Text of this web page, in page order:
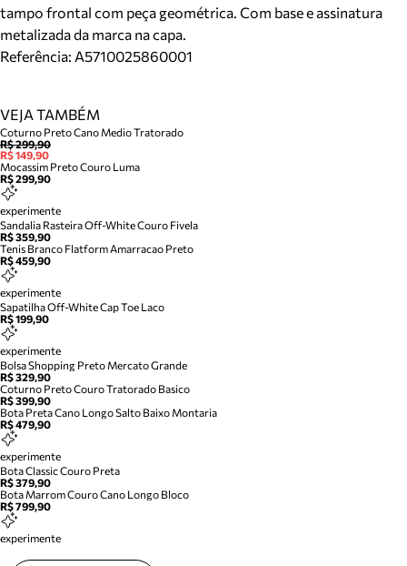
tampo frontal com peça geométrica. Com base e assinatura
metalizada da marca na capa.
Referência: A5710025860001
VEJA TAMBÉM
Coturno Preto Cano Medio Tratorado
R$ 299,90
R$ 149,90
Mocassim Preto Couro Luma
R$ 299,90
experimente
Sandalia Rasteira Off-White Couro Fivela
R$ 359,90
Tenis Branco Flatform Amarracao Preto
R$ 459,90
experimente
Sapatilha Off-White Cap Toe Laco
R$ 199,90
experimente
Bolsa Shopping Preto Mercato Grande
R$ 329,90
Coturno Preto Couro Tratorado Basico
R$ 399,90
Bota Preta Cano Longo Salto Baixo Montaria
R$ 479,90
experimente
Bota Classic Couro Preta
R$ 379,90
Bota Marrom Couro Cano Longo Bloco
R$ 799,90
experimente